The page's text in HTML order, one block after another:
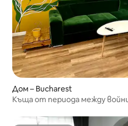
Дом – Bucharest
Къща от периода между